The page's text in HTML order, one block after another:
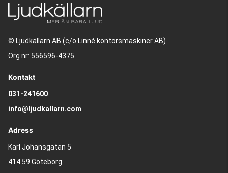
© Ljudkällarn AB (c/o Linné kontorsmaskiner AB)
Org nr: 556596-4375
Kontakt
031-241600
info@ljudkallarn.com
Adress
Karl Johansgatan 5
414 59 Göteborg